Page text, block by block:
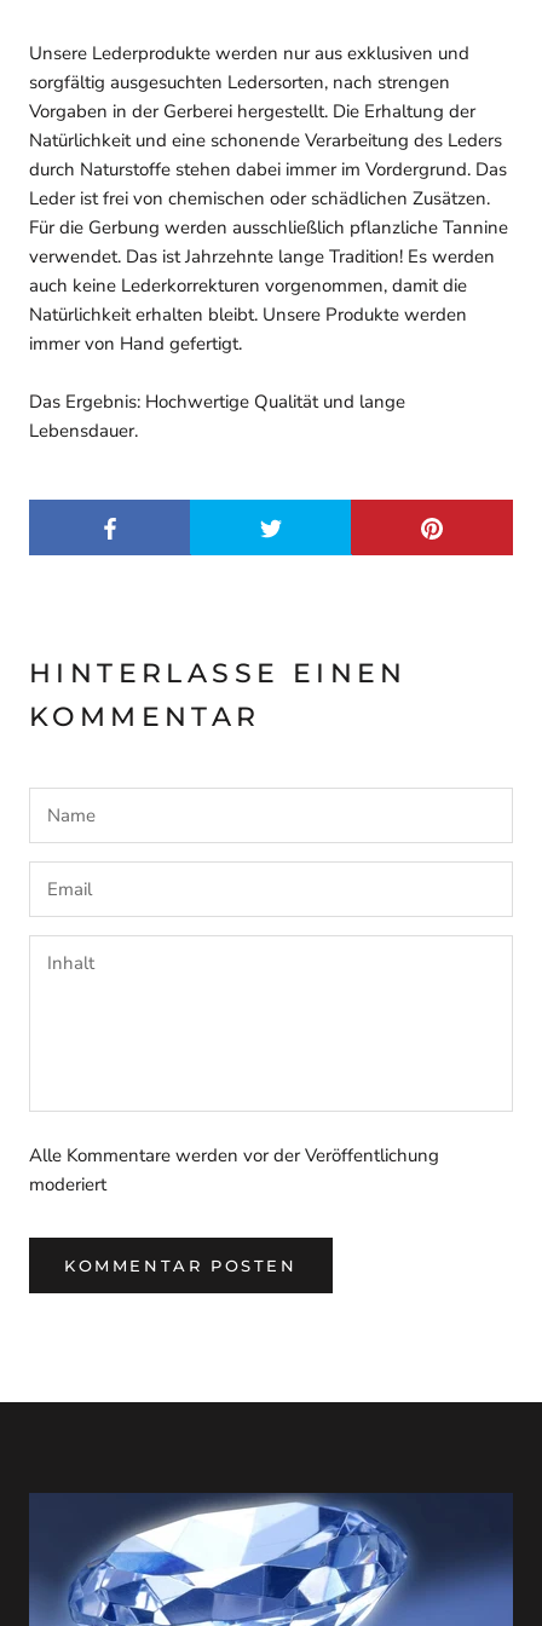
Unsere Lederprodukte werden nur aus exklusiven und
sorgfältig ausgesuchten Ledersorten, nach strengen
Vorgaben in der Gerberei hergestellt. Die Erhaltung der
Natürlichkeit und eine schonende Verarbeitung des Leders
durch Naturstoffe stehen dabei immer im Vordergrund. Das
Leder ist frei von chemischen oder schädlichen Zusätzen.
Für die Gerbung werden ausschließlich pflanzliche Tannine
verwendet. Das ist Jahrzehnte lange Tradition! Es werden
auch keine Lederkorrekturen vorgenommen, damit die
Natürlichkeit erhalten bleibt. Unsere Produkte werden
immer von Hand gefertigt.
Das Ergebnis: Hochwertige Qualität und lange
Lebensdauer.
HINTERLASSE EINEN
KOMMENTAR
Alle Kommentare werden vor der Veröffentlichung
moderiert
KOMMENTAR POSTEN